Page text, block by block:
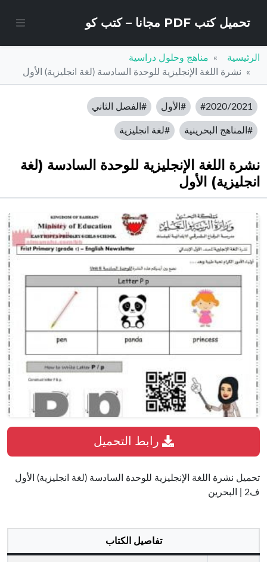
تحميل كتب PDF مجانا – كتب كو
الرئيسية
مناهج وحلول دراسية
نشرة اللغة الإنجليزية للوحدة السادسة (لغة انجليزية) الأول
#2020/2021 #الأول #الفصل الثاني
#المناهج البحرينية #لغة انجليزية
نشرة اللغة الإنجليزية للوحدة السادسة (لغة
انجليزية) الأول
تحميل نشرة اللغة الإنجليزية للوحدة السادسة (لغة انجليزية) الأول
ف2 | البحرين
تفاصيل الكتاب